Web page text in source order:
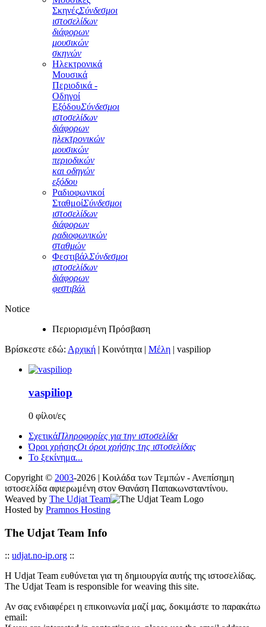
ΣκηνέςΣύνδεσμοι
ιστοσελίδων
διάφορων
μουσικών
σκηνών
Ηλεκτρονικά
Μουσικά
Περιοδικά -
Οδηγοί
ΕξόδουΣύνδεσμοι
ιστοσελίδων
διάφορων
ηλεκτρονικών
μουσικών
περιοδικών
και οδηγών
εξόδου
Ραδιοφωνικοί
ΣταθμοίΣύνδεσμοι
ιστοσελίδων
διάφορων
ραδιοφωνικών
σταθμών
ΦεστιβάλΣύνδεσμοι
ιστοσελίδων
διάφορων
φεστιβάλ
Notice
Περιορισμένη Πρόσβαση
Βρίσκεστε εδώ: Αρχική | Κοινότητα | Μέλη | vaspiliop
vaspiliop
0 φίλοι/ες
ΣχετικάΠληροφορίες για την ιστοσελίδα
Όροι χρήσηςΟι όροι χρήσης της ιστοσελίδας
Το ξεκίνημα...
Copyright © 2003-2026 | Κοιλάδα των Τεμπών - Ανεπίσημη
ιστοσελίδα αφιερωμένη στον Θανάση Παπακωνσταντίνου.
Weaved by The Udjat Team
Hosted by Pramnos Hosting
The Udjat Team Info
:: udjat.no-ip.org ::
Η Udjat Team ευθύνεται για τη δημιουργία αυτής της ιστοσελίδας.
The Udjat Team is responsible for weaving this site.
Αν σας ενδιαφέρει η επικοινωνία μαζί μας, δοκιμάστε το παρακάτω
email: